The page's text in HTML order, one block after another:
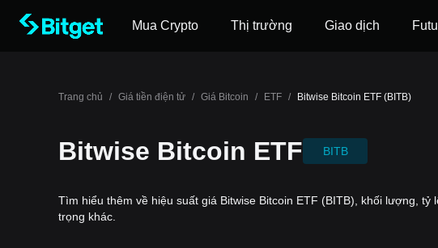
Mua Crypto Thị trường Giao dịch
Trang chủ / Giá tiền điện tử / Giá Bitcoin / ETF / Bitwise Bitcoin ETF (BITB)
Bitwise Bitcoin ETF BITB
Tìm hiểu thêm về hiệu suất giá Bitwise Bitcoin ETF (BITB), khối lượng,
trọng khác.